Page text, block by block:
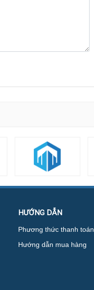
HƯỚNG DẪN
Phương thức thanh toán
Hướng dẫn mua hàng